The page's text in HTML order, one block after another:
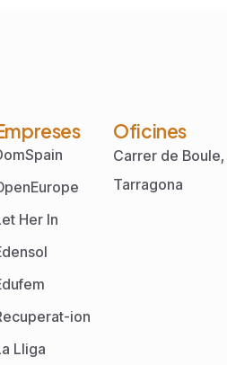
Her In
ion
Lliga
Oficines
Carrer de Boule,
Tarragona